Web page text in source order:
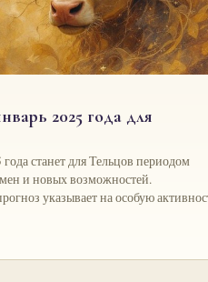
2025 года для
станет для Тельцов периодом
и новых возможностей.
указывает на особую